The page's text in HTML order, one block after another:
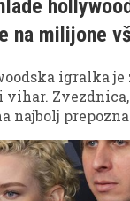
na milijone
igralka je
vihar.
najbolj
je svoje